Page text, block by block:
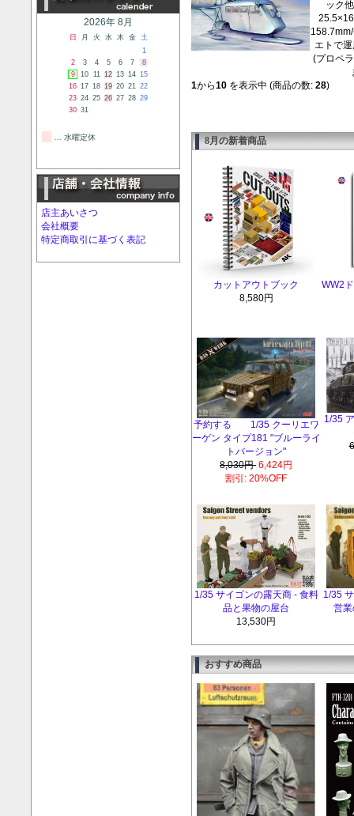
2026年 8月
日 月 火 水 木 金
土
1
2
3 4 5 6 7
8
9
10 11 12 13 14 15
16 17 18 19 20 21 22
23 24 25 26 27 28 29
30 31
… 水曜定休
店主あいさつ
会社概要
特定商取引に基づく表記
ック
エトで
(プロペ
1から10を表示中 (商品の数: 28)
8月の新着商品
カットアウトブック
8,580円
WW2
予約する 1/35 クーリエワ
ーゲン タイプ181 "ブルーライ
トバージョン"
8,030円 6,424円
割引: 20%OFF
1/35
1/35 サイゴンの露天商 - 食料
品と果物の屋台
13,530円
1/35
営
おすすめ商品